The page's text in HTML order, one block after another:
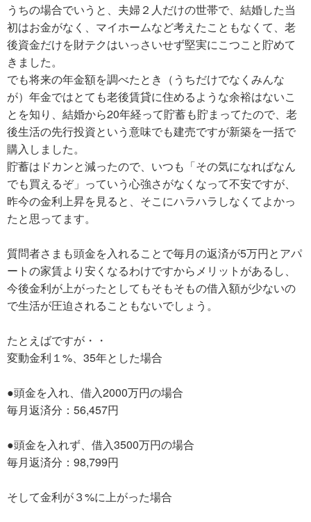
うちの場合でいうと、夫婦２人だけの世帯で、結婚した当
初はお金がなく、マイホームなど考えたこともなくて、老
後資金だけを財テクはいっさいせず堅実にこつこと貯めて
きました。
でも将来の年金額を調べたとき（うちだけでなくみんな
が）年金ではとても老後賃貸に住めるような余裕はないこ
とを知り、結婚から20年経って貯蓄も貯まってたので、老
後生活の先行投資という意味でも建売ですが新築を一括で
購入しました。
貯蓄はドカンと減ったので、いつも「その気になればなん
でも買えるぞ」っていう心強さがなくなって不安ですが、
昨今の金利上昇を見ると、そこにハラハラしなくてよかっ
たと思ってます。
質問者さまも頭金を入れることで毎月の返済が5万円とアパ
ートの家賃より安くなるわけですからメリットがあるし、
今後金利が上がったとしてもそもそもの借入額が少ないの
で生活が圧迫されることもないでしょう。
たとえばですが・・
変動金利１%、35年とした場合
●頭金を入れ、借入2000万円の場合
毎月返済分：56,457円
●頭金を入れず、借入3500万円の場合
毎月返済分：98,799円
そして金利が３%に上がった場合